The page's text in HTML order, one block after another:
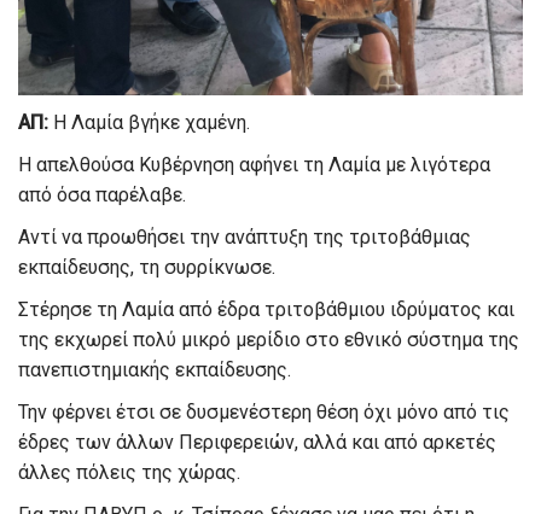
ΑΠ: Η Λαμία βγήκε χαμένη.
Η απελθούσα Κυβέρνηση αφήνει τη Λαμία με λιγότερα
από όσα παρέλαβε.
Αντί να προωθήσει την ανάπτυξη της τριτοβάθμιας
εκπαίδευσης, τη συρρίκνωσε.
Στέρησε τη Λαμία από έδρα τριτοβάθμιου ιδρύματος και
της εκχωρεί πολύ μικρό μερίδιο στο εθνικό σύστημα της
πανεπιστημιακής εκπαίδευσης.
Την φέρνει έτσι σε δυσμενέστερη θέση όχι μόνο από τις
έδρες των άλλων Περιφερειών, αλλά και από αρκετές
άλλες πόλεις της χώρας.